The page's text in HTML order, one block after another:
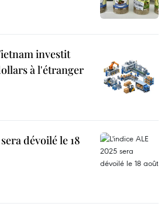
investit
à l'étranger
dévoilé le 18